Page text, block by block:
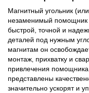
Магнитный угольник
незаменимый помощник
быстрой, точной и
деталей под нужным
магнитам он
монтаж, прихватку и
привлечения
представлены
значительно ускорят и